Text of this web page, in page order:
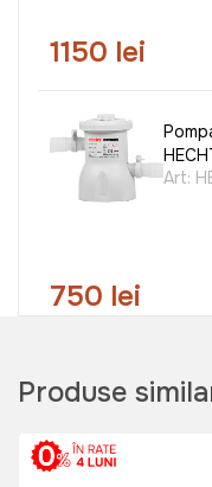
1150 lei
Art:
750 lei
Produse